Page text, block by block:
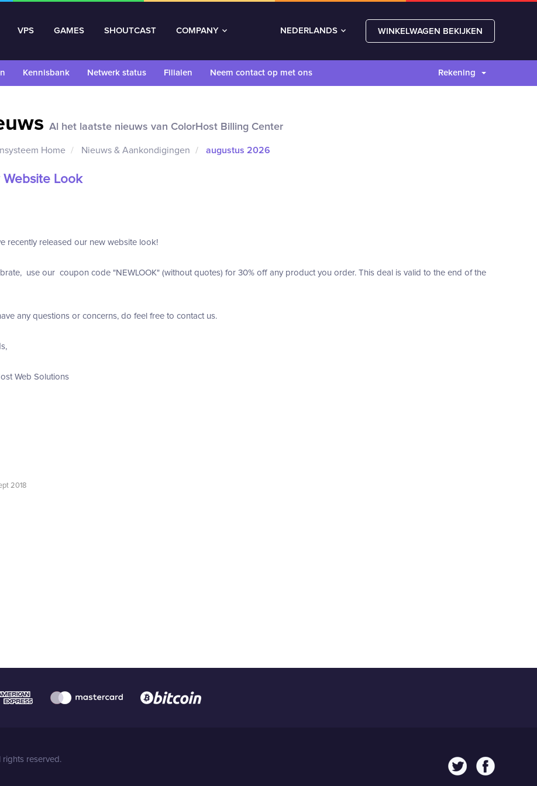
VPS GAMES SHOUTCAST COMPANY NEDERLANDS WINKELWAGEN BEKIJKEN
Kennisbank Netwerk status Filialen Neem contact op met ons Rekening
Al het laatste nieuws van ColorHost Billing Center
Home Nieuws & Aankondigingen augustus 2026
Website Look
recently released our new website look!
use our coupon code "NEWLOOK" (without quotes) for 30% off any product you order. This deal is valid to the end of the
any questions or concerns, do feel free to contact us.
Web Solutions
2018
reserved.